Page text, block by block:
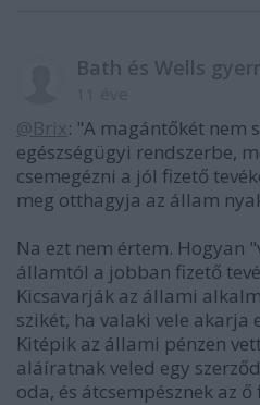
Bath és Wells
@Brix: "A magántőkét nem
egészségügyi rendszerbe,
csemegézni a jól fizető
meg otthagyja az állam
Na ezt nem értem. Hogyan
államtól a jobban fizető
Kicsavarják az állami
szikét, ha valaki vele akarja
Kitépik az állami pénzen
aláíratnak veled egy
oda, és átcsempésznek az